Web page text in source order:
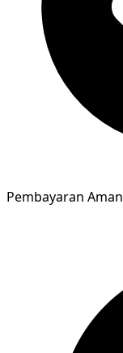
Pembayaran Aman